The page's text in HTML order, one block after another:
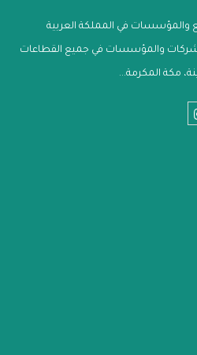
والمؤسسات في المملكة العربية
والمؤسسات في جميع القطاعات
مكة المكرمة...